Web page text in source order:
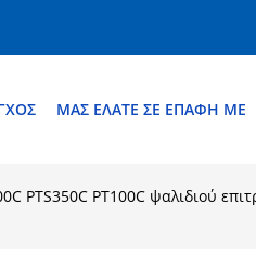
ΜΑΣ ΕΛΆΤΕ ΣΕ ΕΠΑΦΉ ΜΕ
PTS350C PT100C ψαλιδιού